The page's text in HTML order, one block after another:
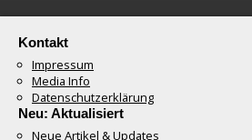
Kontakt
Impressum
Media Info
Datenschutzerklärung
Neu: Aktualisiert
Neue Artikel & Updates